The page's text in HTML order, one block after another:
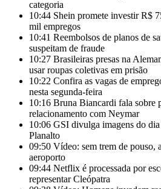
categoria
10:44 Shein promete investir R$
mil empregos
10:41 Reembolsos de planos de
suspeitam de fraude
10:27 Brasileiras presas na
usar roupas coletivas em prisão
10:22 Confira as vagas de
nesta segunda-feira
10:16 Bruna Biancardi fala sobre
relacionamento com Neymar
10:06 GSI divulga imagens do
Planalto
09:50 Vídeo: sem trem de pouso,
aeroporto
09:44 Netflix é processada por
representar Cleópatra